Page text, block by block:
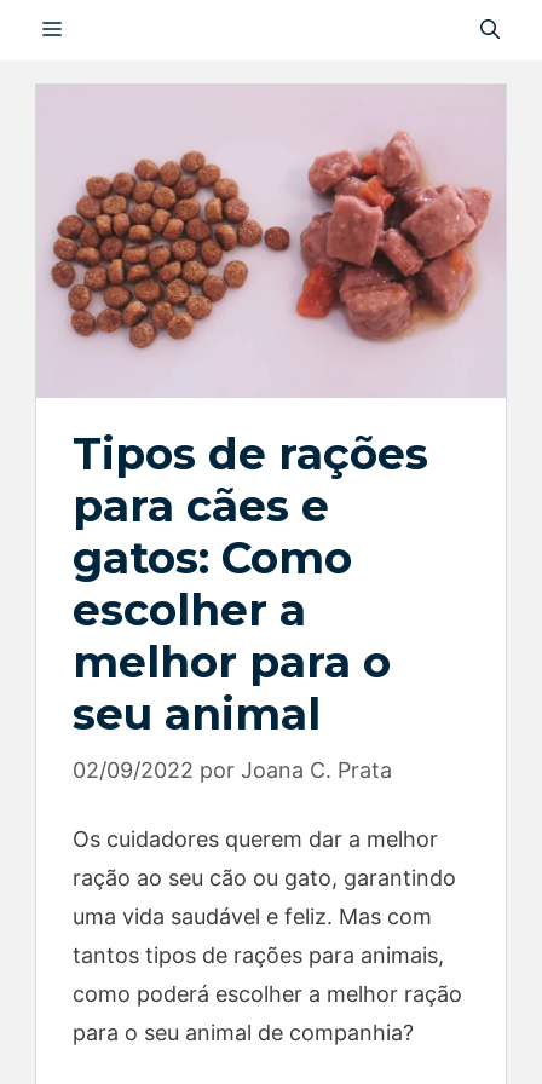
SaltarMENU
Tipos de rações
para cães e
gatos: Como
escolher a
melhor para o
seu animal
02/09/2022 por Joana C. Prata
Os cuidadores querem dar a melhor
ração ao seu cão ou gato, garantindo
uma vida saudável e feliz. Mas com
tantos tipos de rações para animais,
como poderá escolher a melhor ração
para o seu animal de companhia?